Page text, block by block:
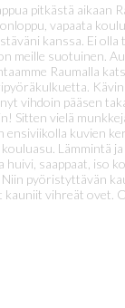
pitkästä aikaan
vapaata
kanssa. Ei olla
meille suotuinen.
Raumalla
Kävin
vihdoin pääsen
Sitten vielä
ensiviikolla kuvien
Lämmintä ja
huivi, saappaat, iso
pyöristyttävän
vihreät ovet.